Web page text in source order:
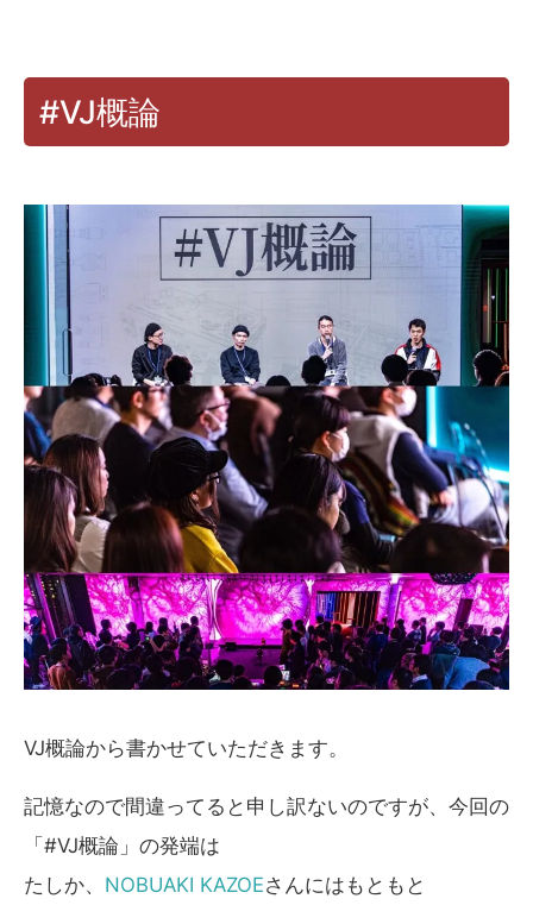
#VJ概論
VJ概論から書かせていただきます。
記憶なので間違ってると申し訳ないのですが、今回の
「#VJ概論」の発端は
たしか、 NOBUAKI KAZOEさんにはもともと